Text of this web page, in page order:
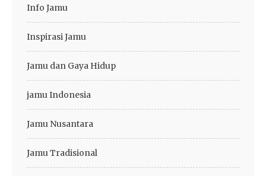
Info Jamu
Inspirasi Jamu
Jamu dan Gaya Hidup
jamu Indonesia
Jamu Nusantara
Jamu Tradisional